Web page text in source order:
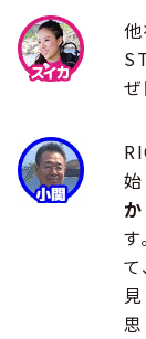
ぜ
始
て
思